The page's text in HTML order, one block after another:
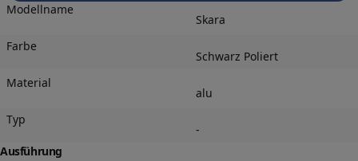
Modellname
Skara
Farbe
Schwarz Poliert
Material
alu
Typ
-
Ausführung